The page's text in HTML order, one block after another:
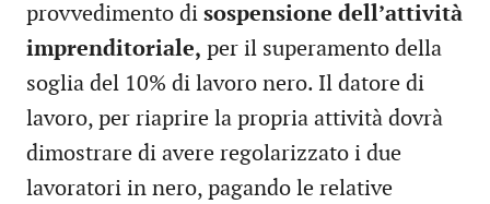
provvedimento di sospensione dell’attività
imprenditoriale, per il superamento della
soglia del 10% di lavoro nero. Il datore di
lavoro, per riaprire la propria attività dovrà
dimostrare di avere regolarizzato i due
lavoratori in nero, pagando le relative